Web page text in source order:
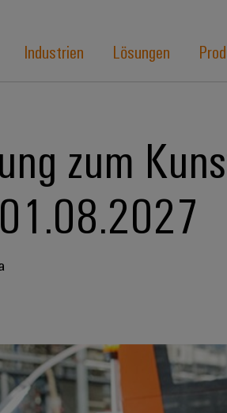
Industrien Lösungen
zum